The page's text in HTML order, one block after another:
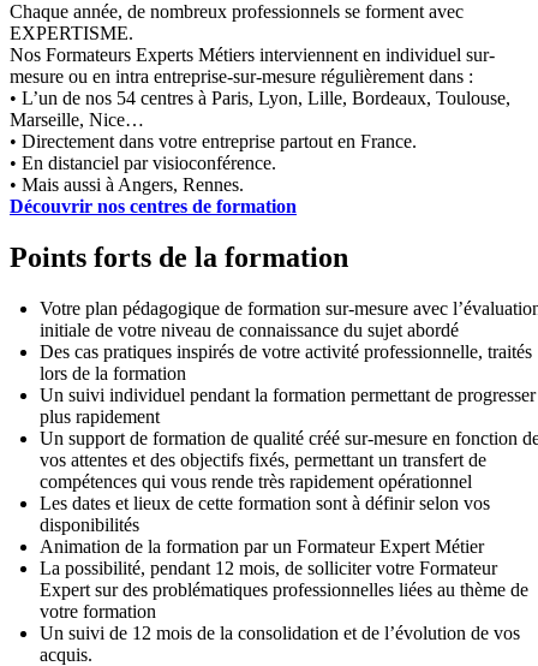
Chaque année, de nombreux professionnels se forment avec
EXPERTISME.
Nos Formateurs Experts Métiers interviennent en individuel sur-
mesure ou en intra entreprise-sur-mesure régulièrement dans :
• L’un de nos 54 centres à Paris, Lyon, Lille, Bordeaux, Toulouse,
Marseille, Nice…
• Directement dans votre entreprise partout en France.
• En distanciel par visioconférence.
• Mais aussi à Angers, Rennes.
Découvrir nos centres de formation
Points forts de la formation
Votre plan pédagogique de formation sur-mesure avec
initiale de votre niveau de connaissance du sujet abordé
Des cas pratiques inspirés de votre activité professionnelle, traités
lors de la formation
Un suivi individuel pendant la formation permettant de progresser
plus rapidement
Un support de formation de qualité créé sur-mesure en fonction
vos attentes et des objectifs fixés, permettant un transfert de
compétences qui vous rende très rapidement opérationnel
Les dates et lieux de cette formation sont à définir selon vos
disponibilités
Animation de la formation par un Formateur Expert Métier
La possibilité, pendant 12 mois, de solliciter votre Formateur
Expert sur des problématiques professionnelles liées au thème de
votre formation
Un suivi de 12 mois de la consolidation et de l’évolution de vos
acquis.